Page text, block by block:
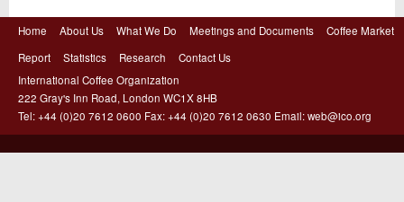
Home About Us What We Do Meetings and Documents
Coffee Market
Report
Statistics Research
Contact Us
International Coffee Organization
222 Gray's Inn Road, London WC1X 8HB
Tel: +44 (0)20 7612 0600 Fax: +44 (0)20 7612 0630 Email:web@ico.org